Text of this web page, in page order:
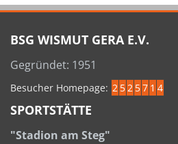
BSG WISMUT GERA E.V.
Gegründet: 1951
Besucher Homepage: 2 52 57 1 4
SPORTSTÄTTE
"Stadion am Steg"